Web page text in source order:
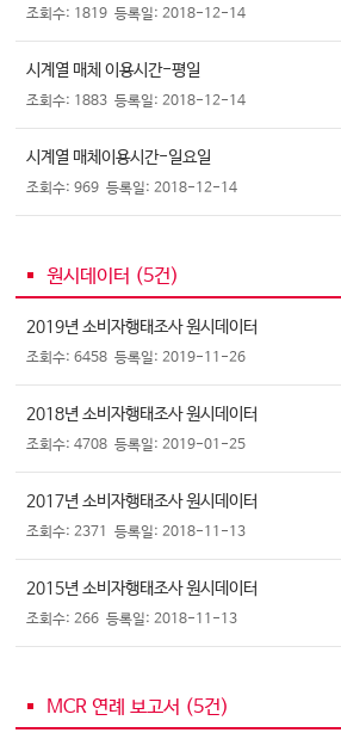
조회수: 1819 등록일: 2018-12-14
시계열 매체 이용시간-평일
조회수: 1883 등록일: 2018-12-14
시계열 매체이용시간-일요일
조회수: 969 등록일: 2018-12-14
원시데이터 (5건)
2019년 소비자행태조사 원시데이터
조회수: 6458 등록일: 2019-11-26
2018년 소비자행태조사 원시데이터
조회수: 4708 등록일: 2019-01-25
2017년 소비자행태조사 원시데이터
조회수: 2371 등록일: 2018-11-13
2015년 소비자행태조사 원시데이터
조회수: 266 등록일: 2018-11-13
MCR 연례 보고서 (5건)